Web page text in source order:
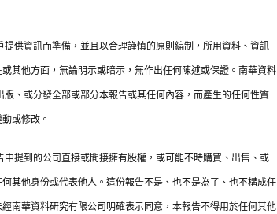
供資訊而準備，並且以合理謹慎的原則編制，所用資料、資訊
其他方面，無論明示或暗示，無作出任何陳述或保證。南華資料
、或分發全部或部分本報告或其任何內容，而產生的任何性質
或修改。
提到的公司直接或間接擁有股權，或可能不時購買、出售、或
其他身份或代表他人。這份報告不是、也不是為了、也不構成任
南華資料研究有限公司明確表示同意，本報告不得用於任何其他